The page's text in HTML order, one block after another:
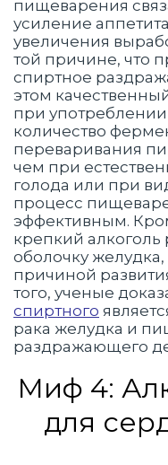
пищеварения
усиление
увеличения
той причине, что
спиртное
этом
при
количество
переваривания
чем при
голода или при
процесс
эффективным.
крепкий алкоголь
оболочку
причиной
того, ученые
спиртного
рака желудка и
раздражающего
Миф 4:
для